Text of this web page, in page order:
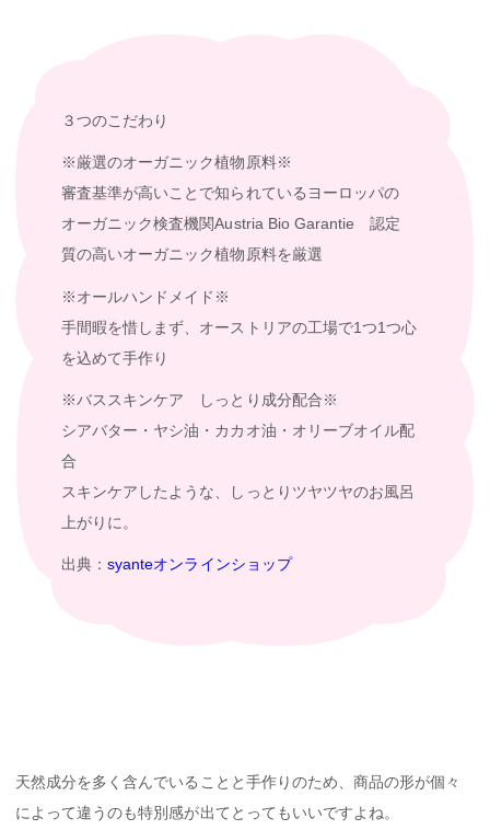
３つのこだわり
※厳選のオーガニック植物原料※
審査基準が高いことで知られているヨーロッパの
オーガニック検査機関Austria Bio Garantie 認定
質の高いオーガニック植物原料を厳選
※オールハンドメイド※
手間暇を惜しまず、オーストリアの工場で1つ1つ心
を込めて手作り
※バススキンケア しっとり成分配合※
シアバター・ヤシ油・カカオ油・オリーブオイル配
合
スキンケアしたような、しっとりツヤツヤのお風呂
上がりに。
出典：syanteオンラインショップ
天然成分を多く含んでいることと手作りのため、商品の形が個々
によって違うのも特別感が出てとってもいいですよね。